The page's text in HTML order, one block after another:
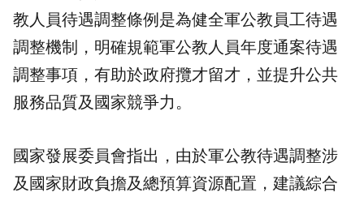
教人員待遇調整條例是為健全軍公教員工待遇
調整機制，明確規範軍公教人員年度通案待遇
調整事項，有助於政府攬才留才，並提升公共
服務品質及國家競爭力。
國家發展委員會指出，由於軍公教待遇調整涉
及國家財政負擔及總預算資源配置，建議綜合